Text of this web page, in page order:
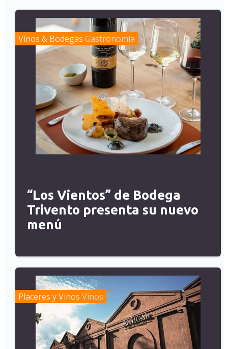
Vinos & Bodegas Gastronomía
“Los Vientos” de Bodega
Trivento presenta su nuevo
menú
Placeres y Vinos Vinos